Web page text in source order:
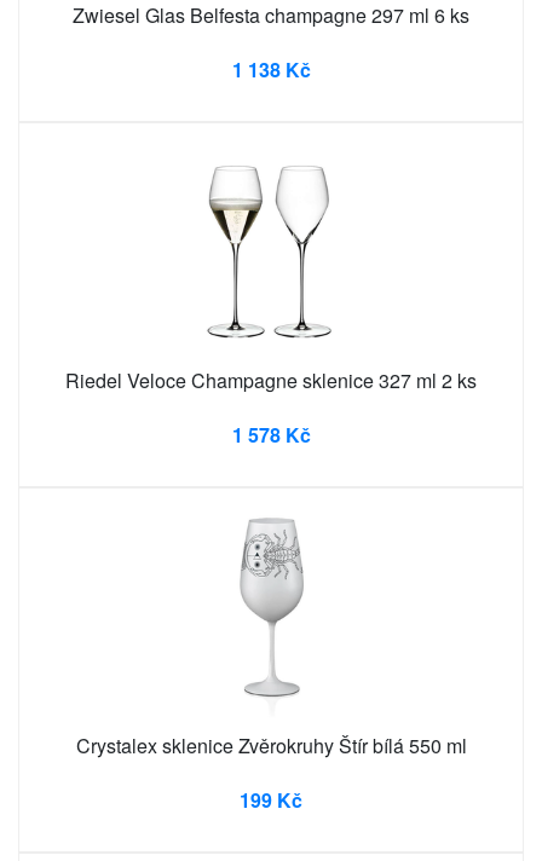
Zwiesel Glas Belfesta champagne 297 ml 6 ks
1 138 Kč
Riedel Veloce Champagne sklenice 327 ml 2 ks
1 578 Kč
Crystalex sklenice Zvěrokruhy Štír bílá 550 ml
199 Kč